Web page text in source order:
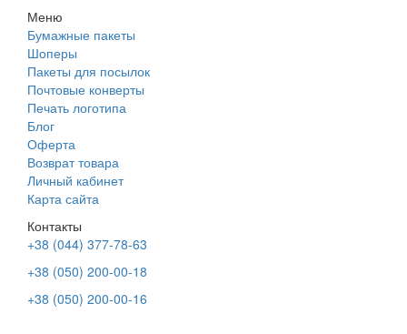
Меню
Бумажные пакеты
Шоперы
Пакеты для посылок
Почтовые конверты
Печать логотипа
Блог
Оферта
Возврат товара
Личный кабинет
Карта сайта
Контакты
+38 (044) 377-78-63
+38 (050) 200-00-18
+38 (050) 200-00-16